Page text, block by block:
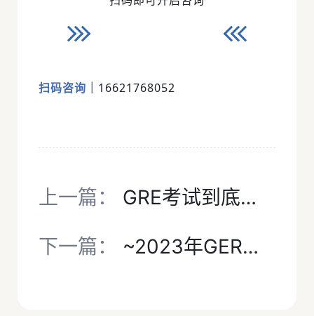
扫码咨询｜ 16621768052
上一篇： GRE考试到底考什么？有什么用途？
下一篇： ~2023年GER报名考试时间,美国研究生入学考试报名流程详解